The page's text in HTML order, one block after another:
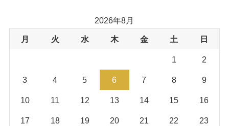
2026年8月
月 火 水 木 金 土 日
1 2
3 4 5 6 7 8 9
10 11 12 13 14 15 16
17 18 19 20 21 22 23